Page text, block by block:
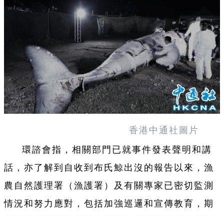
香港中通社圖片
環諮會指，相關部門已就事件發表聲明和講
話，亦了解到自收到布氏鯨出沒的報告以來，漁
農自然護理署（漁護署）及有關專家已密切監測
情況和努力應對，包括加強巡邏和宣傳教育，期